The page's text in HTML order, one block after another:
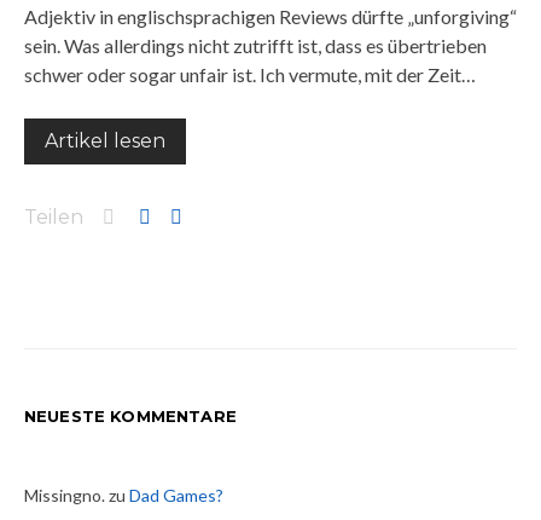
Adjektiv in englischsprachigen Reviews dürfte „unforgiving“
sein. Was allerdings nicht zutrifft ist, dass es übertrieben
schwer oder sogar unfair ist. Ich vermute, mit der Zeit…
Artikel lesen
Teilen
NEUESTE KOMMENTARE
Missingno.zu Dad Games?